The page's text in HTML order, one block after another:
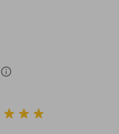
info_outlined